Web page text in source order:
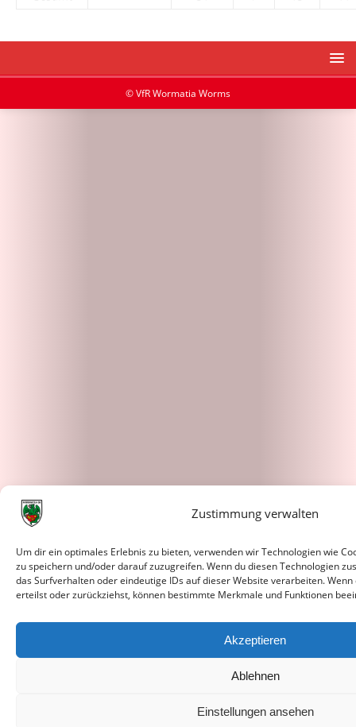
Zustimmung verwalten
Um dir ein optimales Erlebnis zu bieten, verwenden wir Technologien wie
zu speichern und/oder darauf zuzugreifen. Wenn du diesen Technologien
das Surfverhalten oder eindeutige IDs auf dieser Website verarbeiten.
erteilst oder zurückziehst, können bestimmte Merkmale und Funktionen
Akzeptieren
Ablehnen
Einstellungen ansehen
© VfR Wormatia Worms